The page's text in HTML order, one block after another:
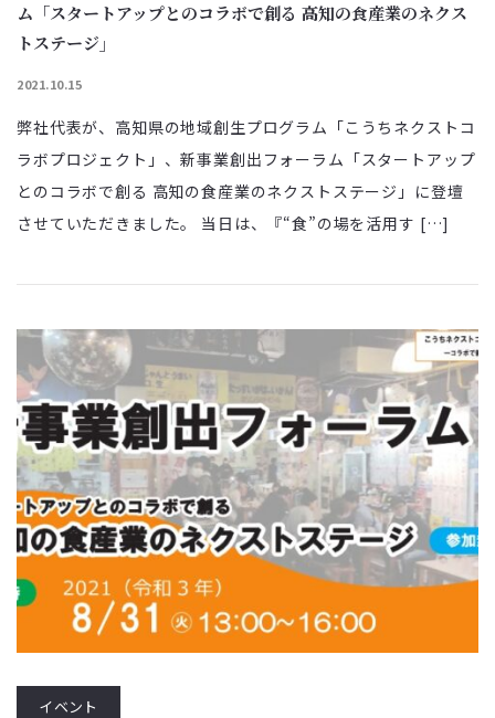
ム「スタートアップとのコラボで創る 高知の食産業のネクス
トステージ」
2021.10.15
弊社代表が、高知県の地域創生プログラム「こうちネクストコ
ラボプロジェクト」、新事業創出フォーラム「スタートアップ
とのコラボで創る 高知の食産業のネクストステージ」に登壇
させていただきました。 当日は、『“食”の場を活用す […]
イベント